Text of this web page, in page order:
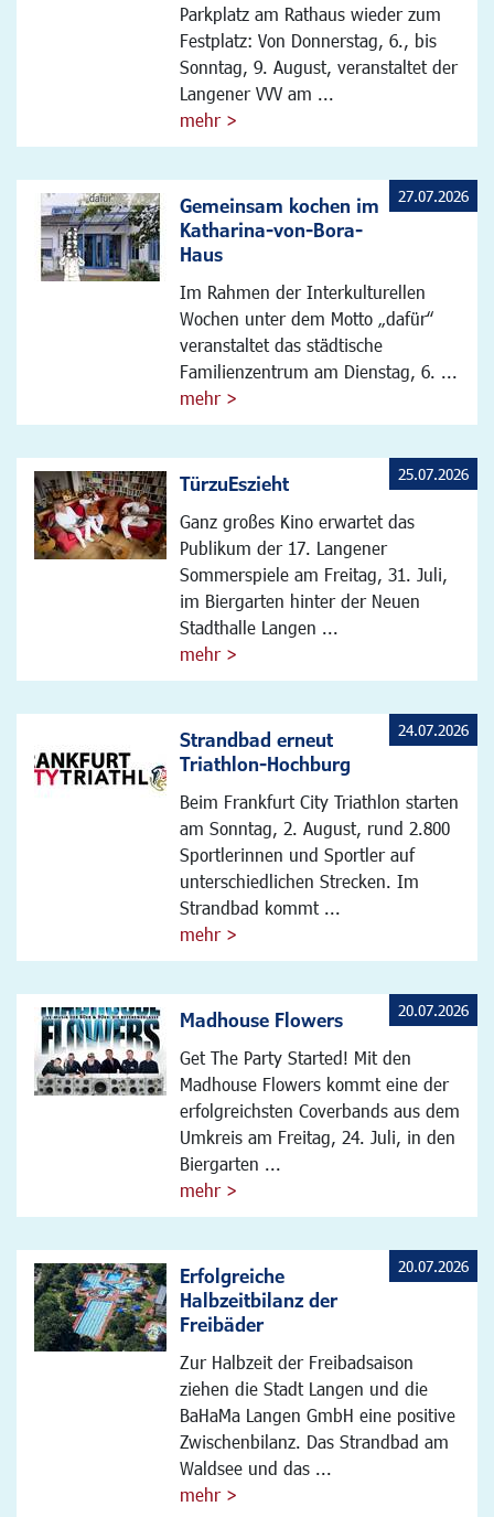
Parkplatz am Rathaus wieder zum
Festplatz: Von Donnerstag, 6., bis
Sonntag, 9. August, veranstaltet der
Langener VVV am ...
mehr >
Gemeinsam kochen im
Katharina-von-Bora-
Haus
Im Rahmen der Interkulturellen
Wochen unter dem Motto „dafür“
veranstaltet das städtische
Familienzentrum am Dienstag, 6. ...
mehr >
27.07.2026
TürzuEszieht
Ganz großes Kino erwartet das
Publikum der 17. Langener
Sommerspiele am Freitag, 31. Juli,
im Biergarten hinter der Neuen
Stadthalle Langen ...
mehr >
25.07.2026
Strandbad erneut
Triathlon-Hochburg
Beim Frankfurt City Triathlon starten
am Sonntag, 2. August, rund 2.800
Sportlerinnen und Sportler auf
unterschiedlichen Strecken. Im
Strandbad kommt ...
mehr >
24.07.2026
Madhouse Flowers
Get The Party Started! Mit den
Madhouse Flowers kommt eine der
erfolgreichsten Coverbands aus dem
Umkreis am Freitag, 24. Juli, in den
Biergarten ...
mehr >
20.07.2026
Erfolgreiche
Halbzeitbilanz der
Freibäder
Zur Halbzeit der Freibadsaison
ziehen die Stadt Langen und die
BaHaMa Langen GmbH eine positive
Zwischenbilanz. Das Strandbad am
Waldsee und das ...
mehr >
20.07.2026